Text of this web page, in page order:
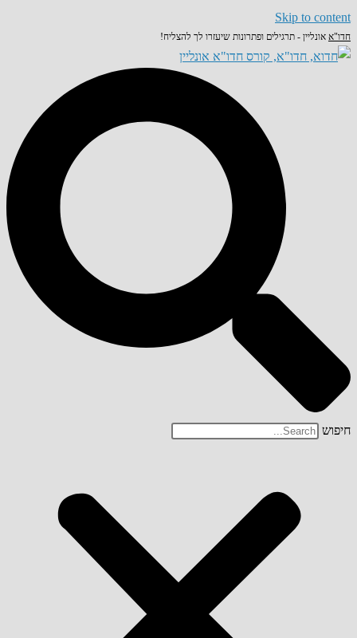
Skip to content
חדו"א אונליין - תרגילים ופתרונות שיעזרו לך להצליח!
חיפוש